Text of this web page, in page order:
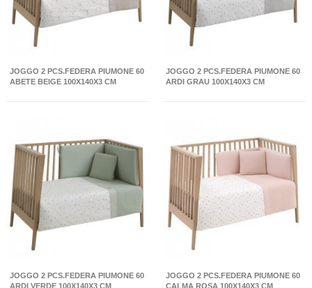
JOGGO 2 PCS.FEDERA PIUMONE 60
ABETE BEIGE 100X140X3 CM
JOGGO 2 PCS.FEDERA PIUMONE 60
ARDI GRAU 100X140X3 CM
JOGGO 2 PCS.FEDERA PIUMONE 60
ARDI VERDE 100X140X3 CM
JOGGO 2 PCS.FEDERA PIUMONE 60
CALMA ROSA 100X140X3 CM